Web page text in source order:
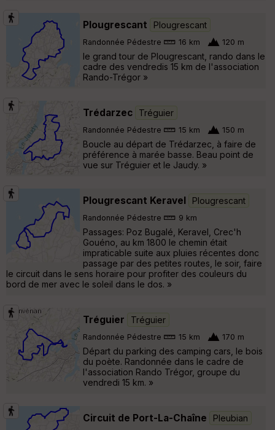
Plougrescant Plougrescant
Randonnée Pédestre 16 km 120 m
le grand tour de Plougrescant, rando dans le
cadre des vendredis 15 km de l'association
Rando-Trégor »
Trédarzec Tréguier
Randonnée Pédestre 15 km 150 m
Boucle au départ de Trédarzec, à faire de
préférence à marée basse. Beau point de
vue sur Tréguier et le Jaudy. »
Plougrescant Keravel Plougrescant
Randonnée Pédestre 9 km
Passages: Poz Bugalé, Keravel, Crec'h
Gouéno, au km 1800 le chemin était
impraticable suite aux pluies récentes donc
passage par des petites routes, le soir, faire
le circuit dans le sens horaire pour profiter des couleurs du
bord de mer avec le soleil dans le dos. »
Tréguier Tréguier
Randonnée Pédestre 15 km 170 m
Départ du parking des camping cars, le bois
du poète. Randonnée dans le cadre de
l'association Rando Trégor, groupe du
vendredi 15 km. »
Circuit de Port-La-Chaîne Pleubian